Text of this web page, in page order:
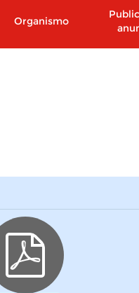
Organismo